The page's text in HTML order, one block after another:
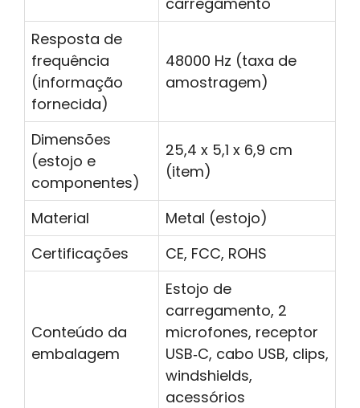
Resposta de
frequência
(informação
fornecida)
48000 Hz (taxa de
amostragem)
Dimensões
(estojo e
componentes)
25,4 x 5,1 x 6,9 cm
(item)
Material
Metal (estojo)
Certificações
CE, FCC, ROHS
Conteúdo da
embalagem
Estojo de
carregamento, 2
microfones, receptor
USB‑C, cabo USB, clips,
windshields,
acessórios